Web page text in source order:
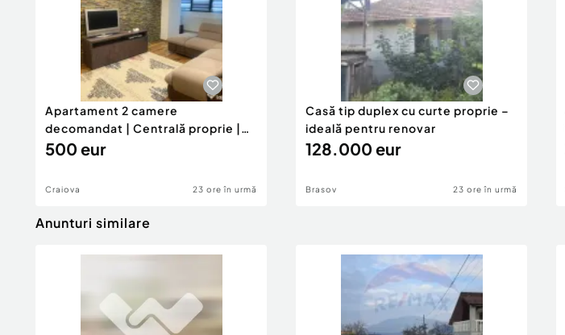
Apartament 2 camere
decomandat | Centrală proprie |
60 mp |
500 eur
Craiova 23 ore în urmă
Casă tip duplex cu curte proprie –
ideală pentru renovar
128.000 eur
Brasov 23 ore în urmă
Anunturi similare